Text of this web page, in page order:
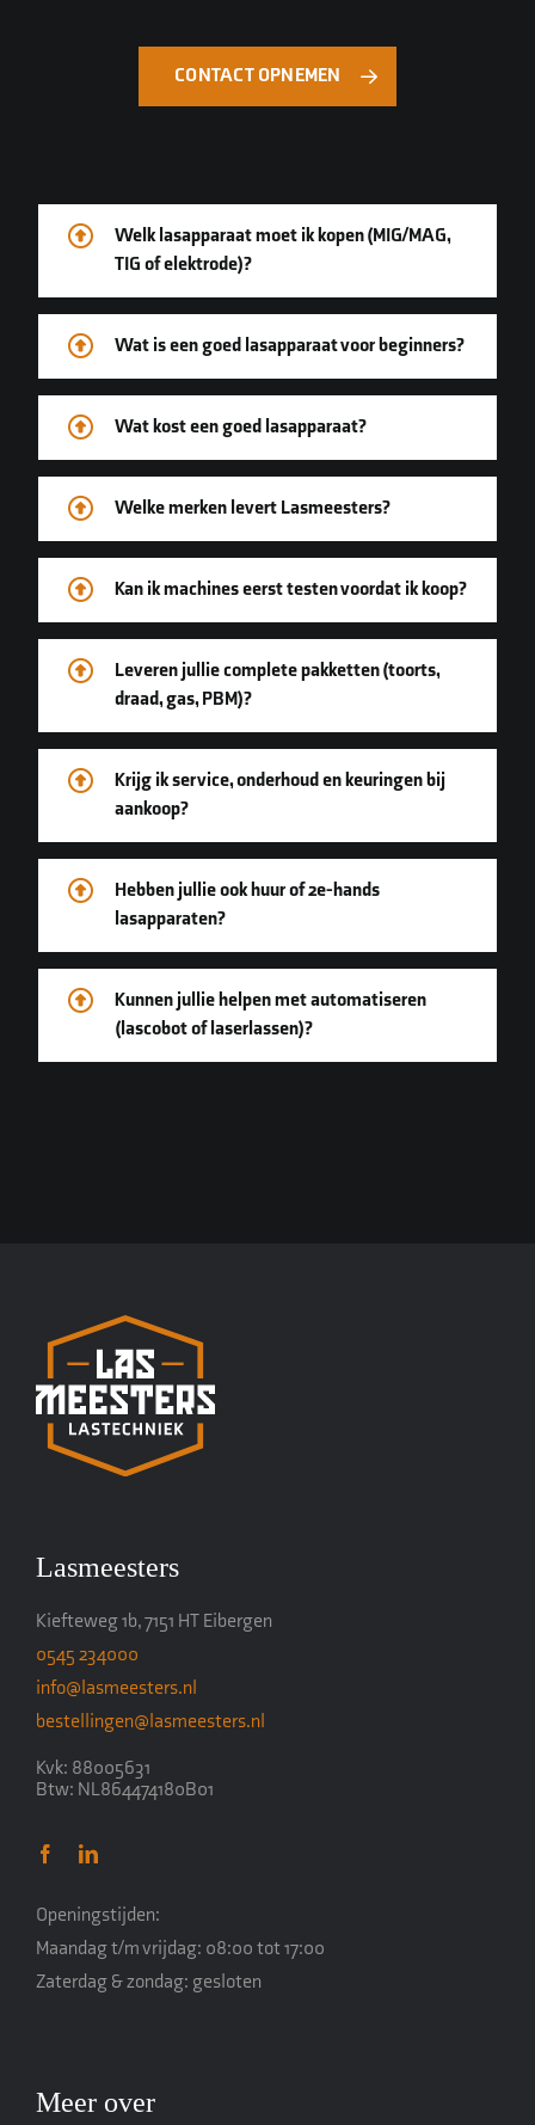
CONTACT OPNEMEN
Welk lasapparaat moet ik kopen (MIG/MAG,
TIG of elektrode)?
Wat is een goed lasapparaat voor beginners?
Wat kost een goed lasapparaat?
Welke merken levert Lasmeesters?
Kan ik machines eerst testen voordat ik koop?
Leveren jullie complete pakketten (toorts,
draad, gas, PBM)?
Krijg ik service, onderhoud en keuringen bij
aankoop?
Hebben jullie ook huur of 2e-hands
lasapparaten?
Kunnen jullie helpen met automatiseren
(lascobot of laserlassen)?
Lasmeesters
Kiefteweg 1b, 7151 HT Eibergen
0545 234000
info@lasmeesters.nl
bestellingen@lasmeesters.nl
Kvk: 88005631
Btw: NL864474180B01
Openingstijden:
Maandag t/m vrijdag: 08:00 tot 17:00
Zaterdag & zondag: gesloten
Meer over